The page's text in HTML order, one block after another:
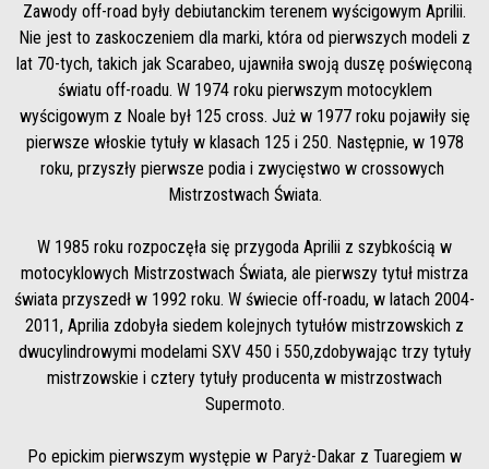
Zawody off-road były debiutanckim terenem wyścigowym Aprilii.
Nie jest to zaskoczeniem dla marki, która od pierwszych modeli z
lat 70-tych, takich jak Scarabeo, ujawniła swoją duszę poświęconą
światu off-roadu. W 1974 roku pierwszym motocyklem
wyścigowym z Noale był 125 cross. Już w 1977 roku pojawiły się
pierwsze włoskie tytuły w klasach 125 i 250. Następnie, w 1978
roku, przyszły pierwsze podia i zwycięstwo w crossowych
Mistrzostwach Świata.
W 1985 roku rozpoczęła się przygoda Aprilii z szybkością w
motocyklowych Mistrzostwach Świata, ale pierwszy tytuł mistrza
świata przyszedł w 1992 roku. W świecie off-roadu, w latach 2004-
2011, Aprilia zdobyła siedem kolejnych tytułów mistrzowskich z
dwucylindrowymi modelami SXV 450 i 550,zdobywając trzy tytuły
mistrzowskie i cztery tytuły producenta w mistrzostwach
Supermoto.
Po epickim pierwszym występie w Paryż-Dakar z Tuaregiem w